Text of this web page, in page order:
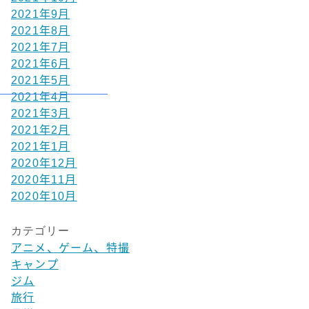
2021年9月
2021年8月
2021年7月
2021年6月
2021年5月
2021年4月
2021年3月
2021年2月
2021年1月
2020年12月
2020年11月
2020年10月
カテゴリー
アニメ、ゲーム、特撮
キャンプ
ジム
旅行